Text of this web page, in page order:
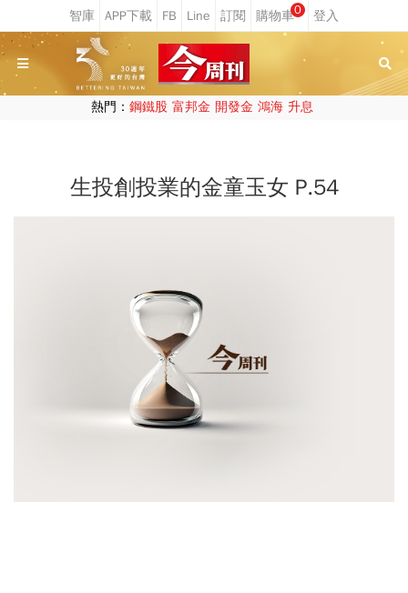
0
熱門： 鋼鐵股 富邦金 開發金 鴻海 升息
生投創投業的金童玉女 P.54